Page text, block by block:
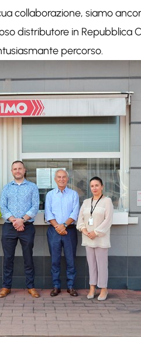
collaborazione, siamo
distributore in Repubblica
percorso.